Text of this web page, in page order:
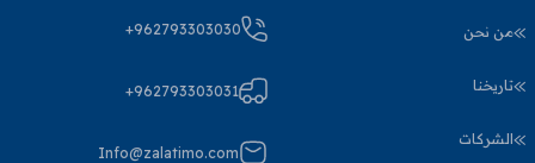
من نحن
تاريخنا
الشركات
+962793303030
+962793303031
Info@zalatimo.com